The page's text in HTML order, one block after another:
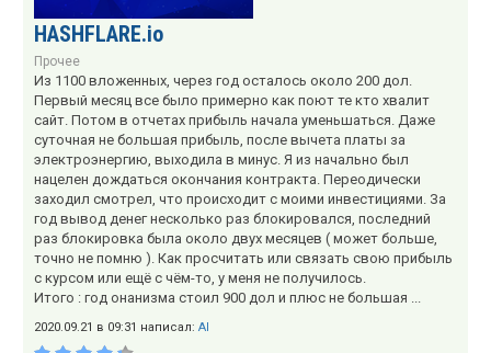
HASHFLARE.io
Прочее
Из 1100 вложенных, через год осталось около 200 дол.
Первый месяц все было примерно как поют те кто хвалит
сайт. Потом в отчетах прибыль начала уменьшаться. Даже
суточная не большая прибыль, после вычета платы за
электроэнергию, выходила в минус. Я из начально был
нацелен дождаться окончания контракта. Переодически
заходил смотрел, что происходит с моими инвестициями. За
год вывод денег несколько раз блокировался, последний
раз блокировка была около двух месяцев ( может больше,
точно не помню ). Как просчитать или связать свою прибыль
с курсом или ещё с чём-то, у меня не получилось.
Итого : год онанизма стоил 900 дол и плюс не большая ...
2020.09.21 в 09:31 написал: Al